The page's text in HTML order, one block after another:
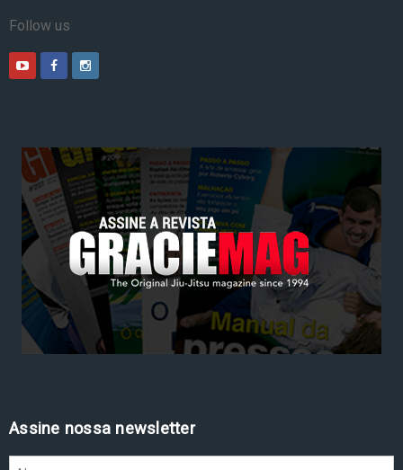
Follow us
Assine nossa newsletter